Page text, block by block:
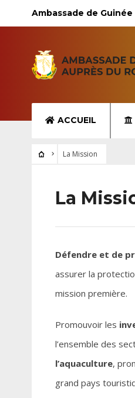
Ambassade de Guinée
ACCUEIL
La Mission
La
Défendre et de
assurer la
mission première.
Promouvoir les
l’ensemble des
l’aquaculture,
grand pays